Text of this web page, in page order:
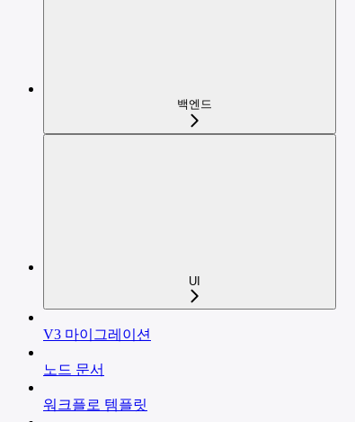
백엔드
UI
V3 마이그레이션
노드 문서
워크플로 템플릿